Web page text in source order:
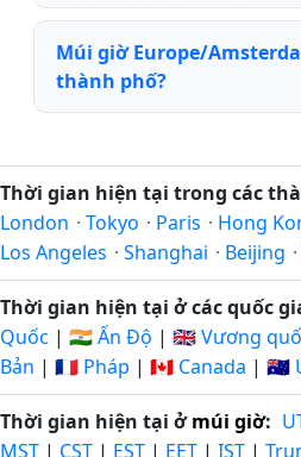
Múi giờ Europe/
thành phố?
Thời gian hiện tại trong các
London · Tokyo · Paris · Hong
Los Angeles · Shanghai · Beijing ·
Thời gian hiện tại ở các quốc
Quốc | 🇮🇳 Ấn Độ | 🇬🇧 Vương
Bản | 🇫🇷 Pháp | 🇨🇦 Canada | 🇦🇺
Thời gian hiện tại ởmúi giờ:
MST | CST | EST | EET | IST |